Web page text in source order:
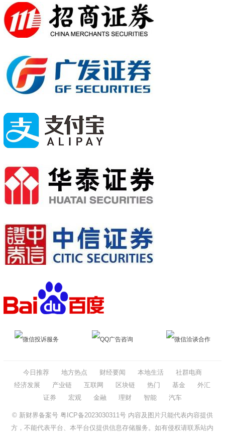
微信投诉服务 QQ广告咨询 微信洽谈合作
今日推荐 地方热点 财经要闻 本地生活
社群电商
经济发展
产业链 互联网 区块链 热门 基金
外汇
证券
宏观 金融 理财 智能 汽车
© 新财界备案号 粤ICP备2023030311号内容及图片只能代表内容提供
方，不能代表平台、本平台仅提供信息存储服务。如有侵权请联系站内